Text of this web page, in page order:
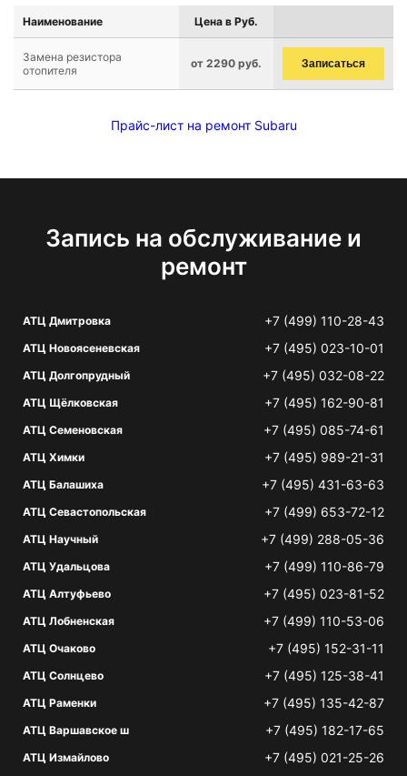
Наименование Цена в Руб.
Замена резистора
отопителя
от 2290 руб. Записаться
Прайс-лист на ремонт Subaru
Запись на обслуживание и
ремонт
АТЦ Дмитровка +7 (499) 110-28-43
АТЦ Новоясеневская +7 (495) 023-10-01
АТЦ Долгопрудный +7 (495) 032-08-22
АТЦ Щёлковская +7 (495) 162-90-81
АТЦ Семеновская +7 (495) 085-74-61
АТЦ Химки +7 (495) 989-21-31
АТЦ Балашиха +7 (495) 431-63-63
АТЦ Севастопольская +7 (499) 653-72-12
АТЦ Научный +7 (499) 288-05-36
АТЦ Удальцова +7 (499) 110-86-79
АТЦ Алтуфьево +7 (495) 023-81-52
АТЦ Лобненская +7 (499) 110-53-06
АТЦ Очаково +7 (495) 152-31-11
АТЦ Солнцево +7 (495) 125-38-41
АТЦ Раменки +7 (495) 135-42-87
АТЦ Варшавское ш +7 (495) 182-17-65
АТЦ Измайлово +7 (495) 021-25-26